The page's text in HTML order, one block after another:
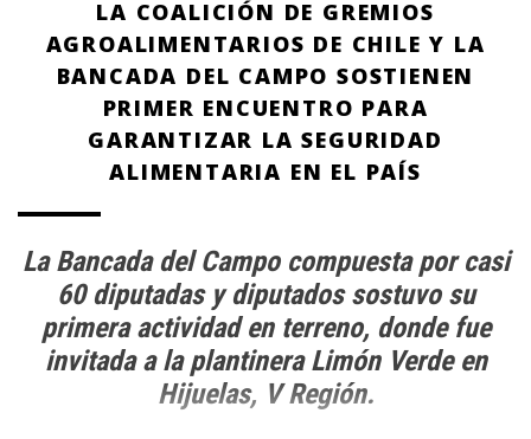
LA COALICIÓN DE GREMIOS
AGROALIMENTARIOS DE CHILE Y LA
BANCADA DEL CAMPO SOSTIENEN
PRIMER ENCUENTRO PARA
GARANTIZAR LA SEGURIDAD
ALIMENTARIA EN EL PAÍS
La Bancada del Campo compuesta por casi
60 diputadas y diputados sostuvo su
primera actividad en terreno, donde fue
invitada a la plantinera Limón Verde en
Hijuelas, V Región.